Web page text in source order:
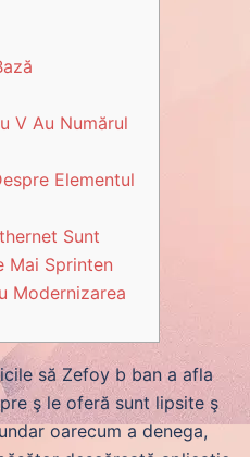
V Au Numărul
Elementul
Sunt
Mai Sprinten
Modernizarea
să Zefoy b ban a afla
ş le oferă sunt lipsite ş
oarecum a denega,